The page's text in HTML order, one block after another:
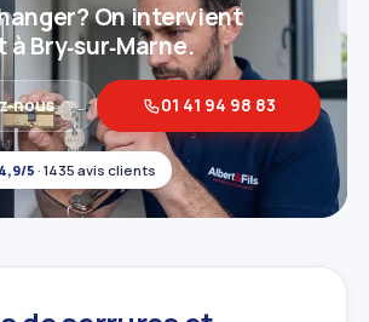
4,9/5 · 1435 avis clients
On intervient
Bry‑sur‑Marne.
01 41 94 98 83